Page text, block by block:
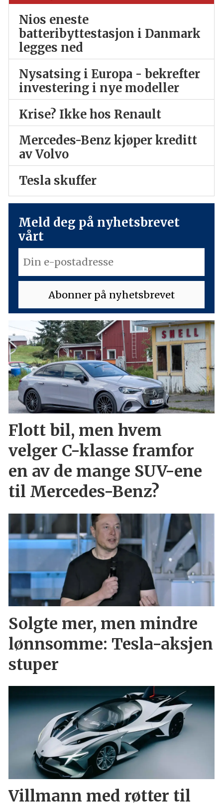
Nios eneste
batteribyttestasjon i Danmark
legges ned
Nysatsing i Europa - bekrefter
investering i nye modeller
Krise? Ikke hos Renault
Mercedes-Benz kjøper kreditt
av Volvo
Tesla skuffer
Meld deg på nyhetsbrevet
vårt
Flott bil, men hvem
velger C-klasse framfor
en av de mange SUV-ene
til Mercedes-Benz?
Solgte mer, men mindre
lønnsomme: Tesla-aksjen
stuper
Villmann med røtter til